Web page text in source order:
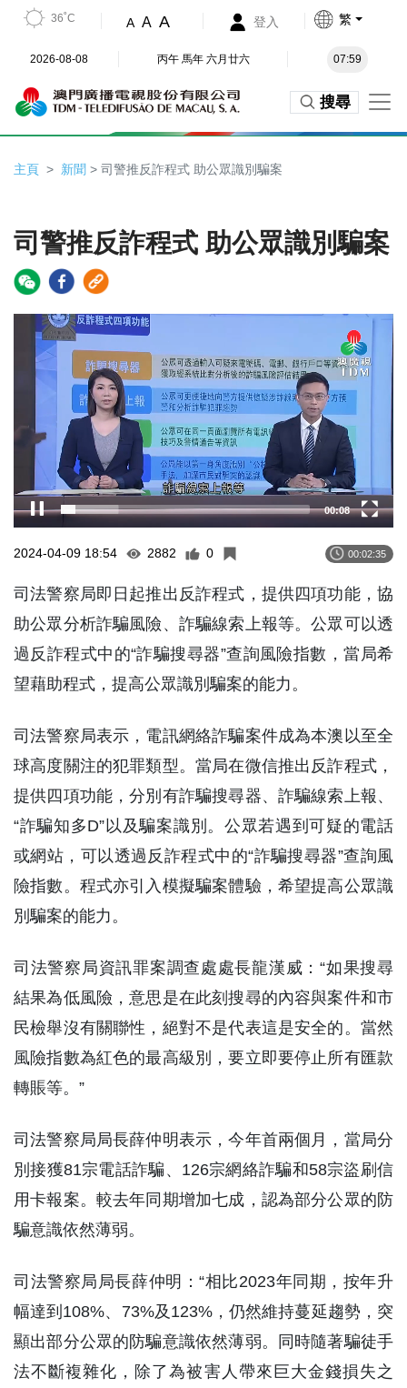
36˚C A A A 登入 繁
2026-08-08 丙午 馬年 六月廿六 07:59
搜尋
主頁 新聞 > 司警推反詐程式 助公眾識別騙案
司警推反詐程式 助公眾識別騙案
Video
Player
00:09
2024-04-09 18:54 2882 0 00:02:35
司法警察局即日起推出反詐程式，提供四項功能，協
助公眾分析詐騙風險、詐騙線索上報等。公眾可以透
過反詐程式中的“詐騙搜尋器”查詢風險指數，當局希
望藉助程式，提高公眾識別騙案的能力。
司法警察局表示，電訊網絡詐騙案件成為本澳以至全
球高度關注的犯罪類型。當局在微信推出反詐程式，
提供四項功能，分別有詐騙搜尋器、詐騙線索上報、
“詐騙知多D”以及騙案識別。公眾若遇到可疑的電話
或網站，可以透過反詐程式中的“詐騙搜尋器”查詢風
險指數。程式亦引入模擬騙案體驗，希望提高公眾識
別騙案的能力。
司法警察局資訊罪案調查處處長龍漢威：“如果搜尋
結果為低風險，意思是在此刻搜尋的內容與案件和市
民檢舉沒有關聯性，絕對不是代表這是安全的。當然
風險指數為紅色的最高級別，要立即要停止所有匯款
轉賬等。”
司法警察局局長薛仲明表示，今年首兩個月，當局分
別接獲81宗電話詐騙、126宗網絡詐騙和58宗盜刷信
用卡報案。較去年同期增加七成，認為部分公眾的防
騙意識依然薄弱。
司法警察局局長薛仲明：“相比2023年同期，按年升
幅達到108%、73%及123%，仍然維持蔓延趨勢，突
顯出部分公眾的防騙意識依然薄弱。同時隨著騙徒手
法不斷複雜化，除了為被害人帶來巨大金錢損失之